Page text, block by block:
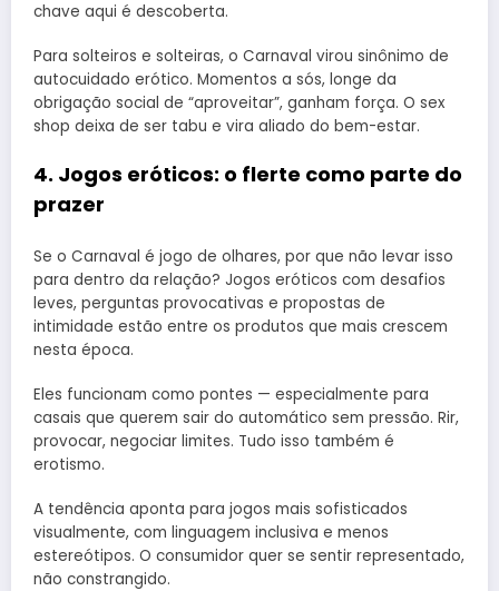
chave aqui é descoberta.
Para solteiros e solteiras, o Carnaval virou sinônimo de
autocuidado erótico. Momentos a sós, longe da
obrigação social de “aproveitar”, ganham força. O sex
shop deixa de ser tabu e vira aliado do bem-estar.
4. Jogos eróticos: o flerte como parte do
prazer
Se o Carnaval é jogo de olhares, por que não levar isso
para dentro da relação? Jogos eróticos com desafios
leves, perguntas provocativas e propostas de
intimidade estão entre os produtos que mais crescem
nesta época.
Eles funcionam como pontes — especialmente para
casais que querem sair do automático sem pressão. Rir,
provocar, negociar limites. Tudo isso também é
erotismo.
A tendência aponta para jogos mais sofisticados
visualmente, com linguagem inclusiva e menos
estereótipos. O consumidor quer se sentir representado,
não constrangido.